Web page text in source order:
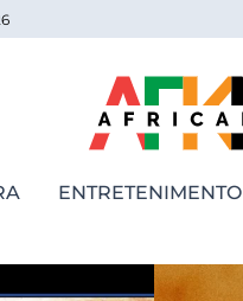
ENTRETENIMENTO